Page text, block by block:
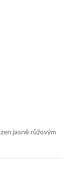
jasně růžovým